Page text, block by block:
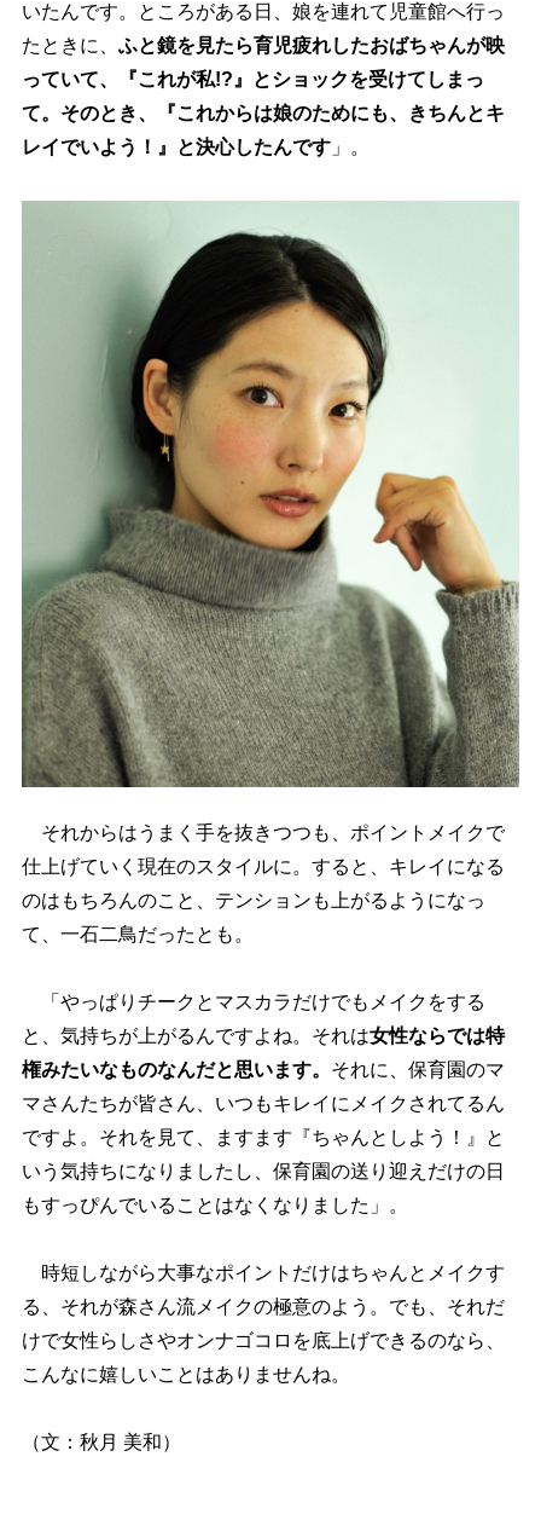
いたんです。ところがある日、娘を連れて児童館へ行っ
たときに、 ふと鏡を見たら育児疲れしたおばちゃんが映
っていて、『これが私!?』とショックを受けてしまっ
て。そのとき、『これからは娘のためにも、きちんとキ
レイでいよう！』と決心したんです」。
それからはうまく手を抜きつつも、ポイントメイクで
仕上げていく現在のスタイルに。すると、キレイになる
のはもちろんのこと、テンションも上がるようになっ
て、一石二鳥だったとも。
「やっぱりチークとマスカラだけでもメイクをする
と、気持ちが上がるんですよね。それは女性ならでは特
権みたいなものなんだと思います。 それに、保育園のマ
マさんたちが皆さん、いつもキレイにメイクされてるん
ですよ。それを見て、ますます『ちゃんとしよう！』と
いう気持ちになりましたし、保育園の送り迎えだけの日
もすっぴんでいることはなくなりました」。
時短しながら大事なポイントだけはちゃんとメイクす
る、それが森さん流メイクの極意のよう。でも、それだ
けで女性らしさやオンナゴコロを底上げできるのなら、
こんなに嬉しいことはありませんね。
（文：秋月 美和）